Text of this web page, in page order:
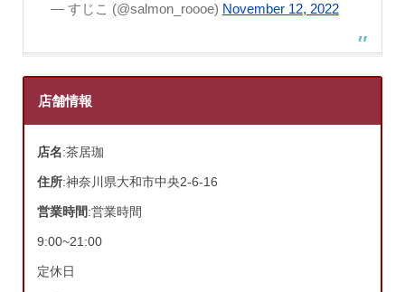
— すじこ (@salmon_roooe) November 12, 2022
店舗情報
店名:茶居珈
住所:神奈川県大和市中央2-6-16
営業時間:営業時間
9:00~21:00
定休日